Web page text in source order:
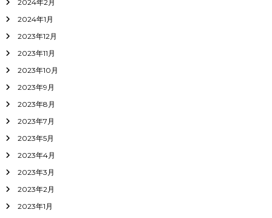
2024年2月
2024年1月
2023年12月
2023年11月
2023年10月
2023年9月
2023年8月
2023年7月
2023年5月
2023年4月
2023年3月
2023年2月
2023年1月